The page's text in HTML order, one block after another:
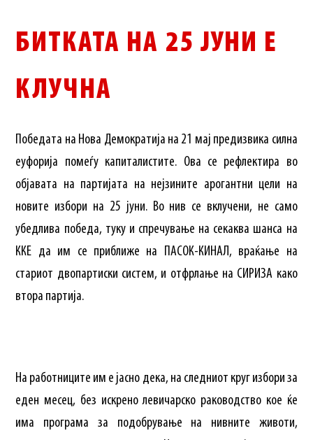
БИТКАТА НА 25 ЈУНИ Е
КЛУЧНА
Победата на Нова Демократија на 21 мај предизвика силна
еуфорија помеѓу капиталистите. Ова се рефлектира во
објавата на партијата на нејзините арогантни цели на
новите избори на 25 јуни. Во нив се вклучени, не само
убедлива победа, туку и спречување на секаква шанса на
ККЕ да им се приближе на ПАСОК-КИНАЛ, враќање на
стариот двопартиски систем, и отфрлање на СИРИЗА како
втора партија.
На работниците им е јасно дека, на следниот круг избори за
еден месец, без искрено левичарско раководство кое ќе
има програма за подобрување на нивните животи,